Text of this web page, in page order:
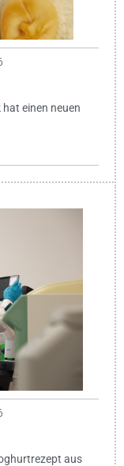
einen neuen
aus